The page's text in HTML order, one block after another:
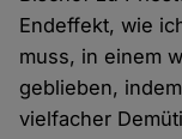
Endeffekt, wie
muss, in einem
geblieben,
vielfacher